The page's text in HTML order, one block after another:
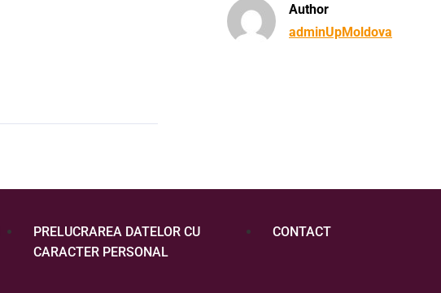
Author
adminUpMoldova
PRELUCRAREA DATELOR CU
CARACTER PERSONAL
CONTACT